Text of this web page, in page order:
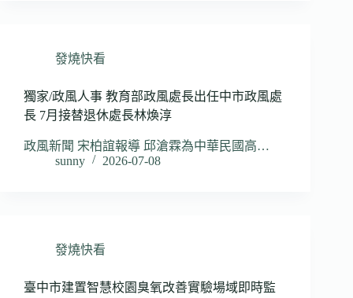
發燒快看
獨家/政風人事 教育部政風處長出任中市政風處
長 7月接替退休處長林煥淳
政風新聞 宋柏誼報導 邱滄霖為中華民國高…
sunny
2026-07-08
發燒快看
臺中市建置智慧校園臭氧改善實驗場域即時監